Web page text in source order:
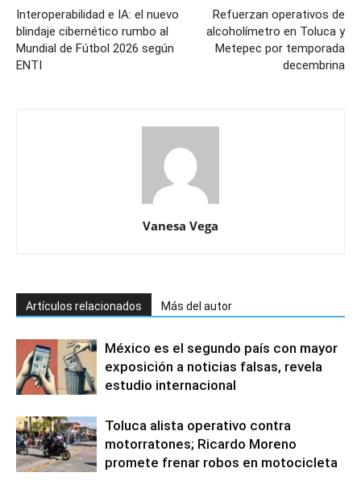
Interoperabilidad e IA: el nuevo
blindaje cibernético rumbo al
Mundial de Fútbol 2026 según
ENTI
Refuerzan operativos de
alcoholímetro en Toluca y
Metepec por temporada
decembrina
Vanesa Vega
Artículos relacionados Más del autor
México es el segundo país con mayor
exposición a noticias falsas, revela
estudio internacional
Toluca alista operativo contra
motorratones; Ricardo Moreno
promete frenar robos en motocicleta